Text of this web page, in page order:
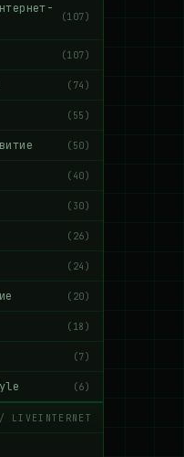
username, &conv,
(107)
(107)
(74)
(55)
(50)
(40)
(30)
(26)
(24)
(20)
(18)
(7)
(6)
LIVEINTERNET